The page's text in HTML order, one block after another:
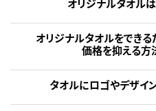
オリジナルタオル
オリジナルタオルをできる
価格を抑える方
タオルにロゴやデザイ